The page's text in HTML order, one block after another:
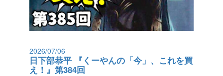
2026/07/06
日下部恭平 『くーやんの「今」、これを買
え！』第384回